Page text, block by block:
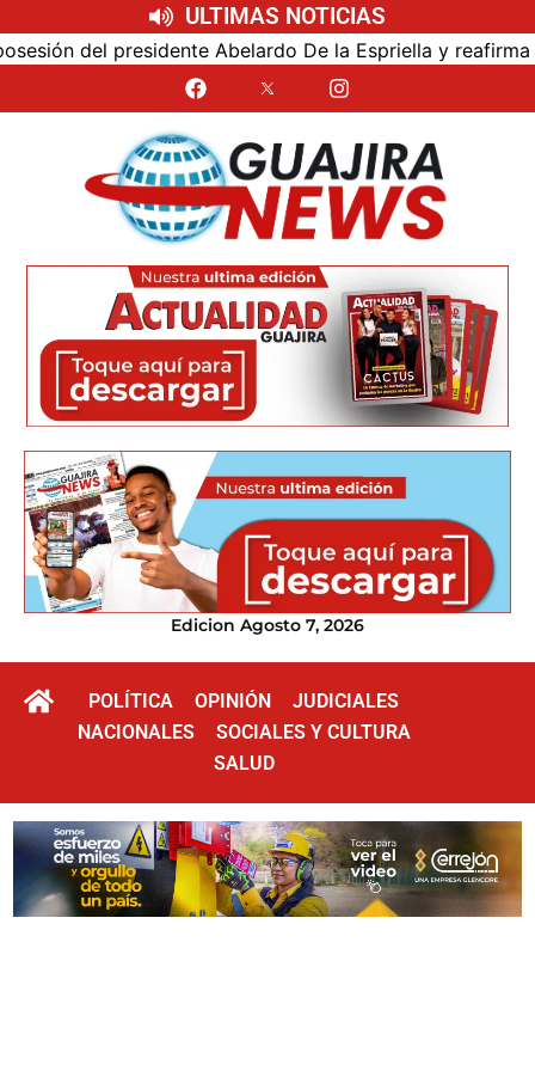
ULTIMAS NOTICIAS
del presidente Abelardo De la Espriella y reafirma su
Edicion Agosto 7, 2026
POLÍTICA OPINIÓN
JUDICIALES
NACIONALES
SOCIALES Y CULTURA
SALUD